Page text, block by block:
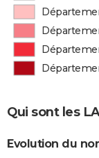
Qui sont les
Evolution du